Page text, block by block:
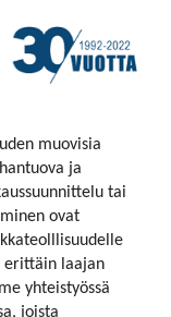
muovisia
ja
tai
ovat
erittäin laajan
yhteistyössä
joista